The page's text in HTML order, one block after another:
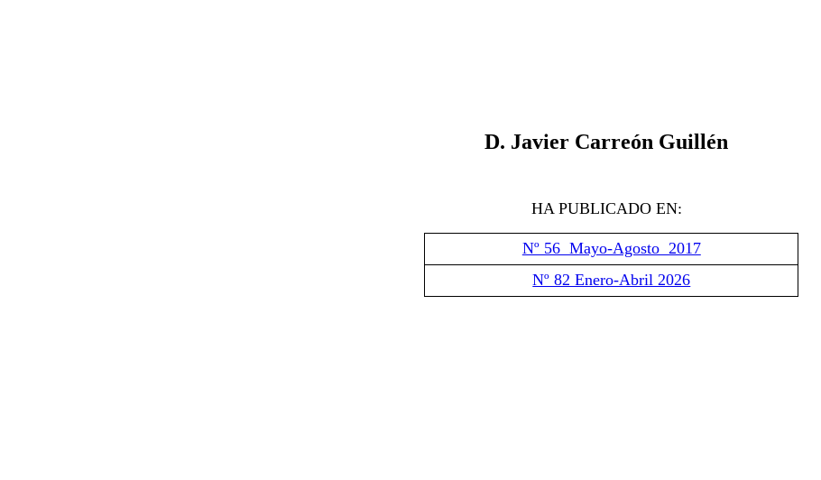
D. Javier Carreón Guillén
HA PUBLICADO EN:
Nº 56 Mayo-Agosto 2017
Nº 82 Enero-Abril 2026